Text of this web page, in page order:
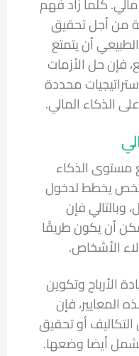
كلما زاد فهم
من أجل تحقيق
أن يتمتع
فإن حل الأزمات
محددة
الذكاء المالي.
مستوى الذكاء
شخص يخطط لدخول
وبالتالي فإن
أن يكون طريقًا
الأشخاص.
الأرباح وتكوين
المعايير، فإن
أو تحقيق
تشمل أيضا وضعها.